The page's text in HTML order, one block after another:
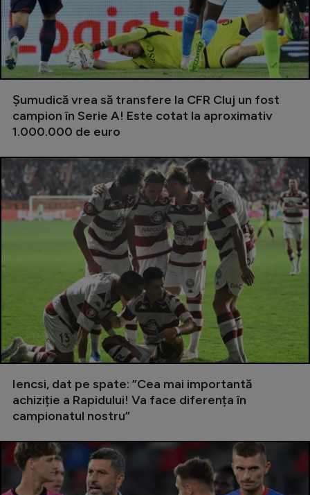
Premier League
LaLiga
Serie A
Bundesliga
Ligue 1
Starurile fotbalului
EURO 2024
Stranieri
Clasamente
Tenis
Handbal
Formula 1
Auto
Rugby
Șumudică vrea să transfere la CFR Cluj un fost
campion în Serie A! Este cotat la aproximativ
1.000.000 de euro
Iencsi, dat pe spate: ”Cea mai importantă
achiziție a Rapidului! Va face diferența în
campionatul nostru”